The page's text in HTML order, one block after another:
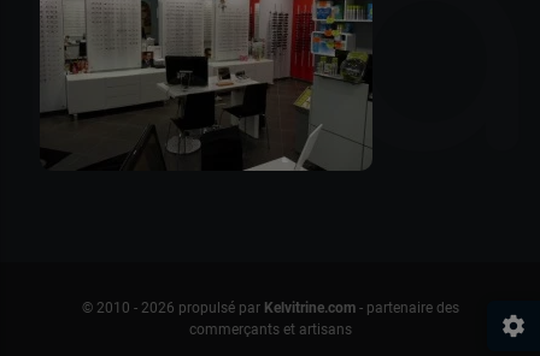
© 2010 - 2026 propulsé par Kelvitrine.com- partenaire des
commerçants et artisans
settings